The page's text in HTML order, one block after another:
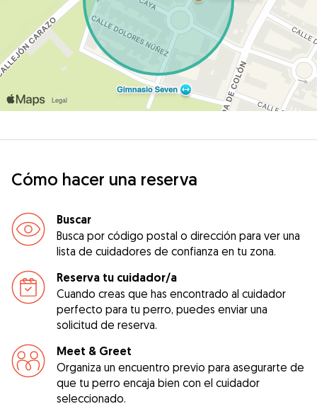
Cómo hacer una reserva
Buscar
Busca por código postal o dirección para ver una
lista de cuidadores de confianza en tu zona.
Reserva tu cuidador/a
Cuando creas que has encontrado al cuidador
perfecto para tu perro, puedes enviar una
solicitud de reserva.
Meet & Greet
Organiza un encuentro previo para asegurarte de
que tu perro encaja bien con el cuidador
seleccionado.